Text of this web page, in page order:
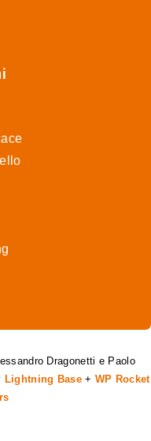
Dragonetti e Paolo
Lightning Base+ WP Rocket